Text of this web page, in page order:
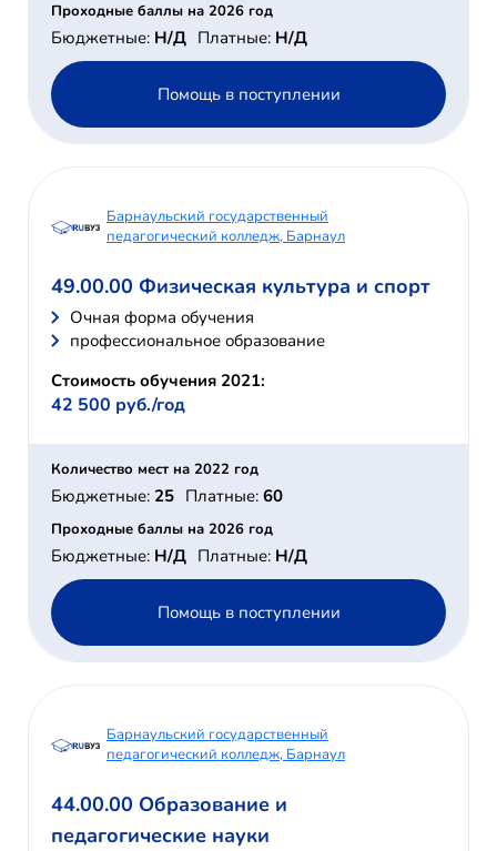
Проходные баллы на 2026 год
Бюджетные: Н/Д Платные: Н/Д
Помощь в поступлении
Барнаульский государственный
педагогический колледж, Барнаул
49.00.00 Физическая культура и спорт
Очная форма обучения
профессиональное образование
Стоимость обучения 2021:
42 500 руб./год
Количество мест на 2022 год
Бюджетные: 25 Платные: 60
Проходные баллы на 2026 год
Бюджетные: Н/Д Платные: Н/Д
Помощь в поступлении
Барнаульский государственный
педагогический колледж, Барнаул
44.00.00 Образование и
педагогические науки